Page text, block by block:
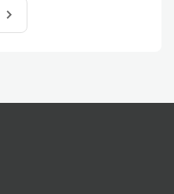
navigate_next